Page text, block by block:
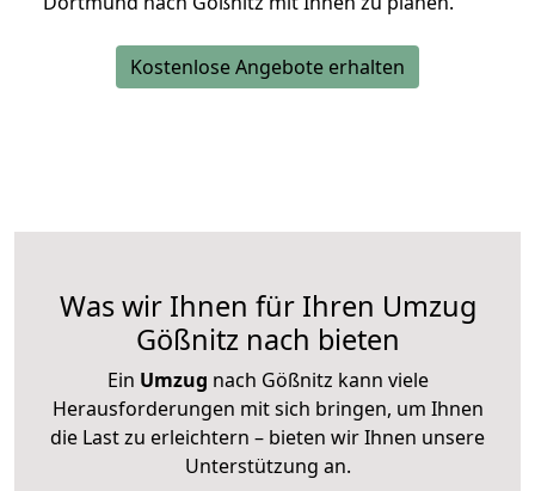
Kostenlose Angebote erhalten
Was wir Ihnen für Ihren Umzug
Gößnitz nach bieten
Ein Umzug nach Gößnitz kann viele
Herausforderungen mit sich bringen, um Ihnen
die Last zu erleichtern – bieten wir Ihnen unsere
Unterstützung an.